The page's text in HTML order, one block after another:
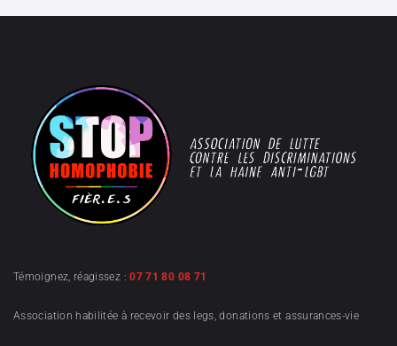
Témoignez, réagissez :07 71 80 08 71
Association habilitée à recevoir des legs, donations et assurances-vie